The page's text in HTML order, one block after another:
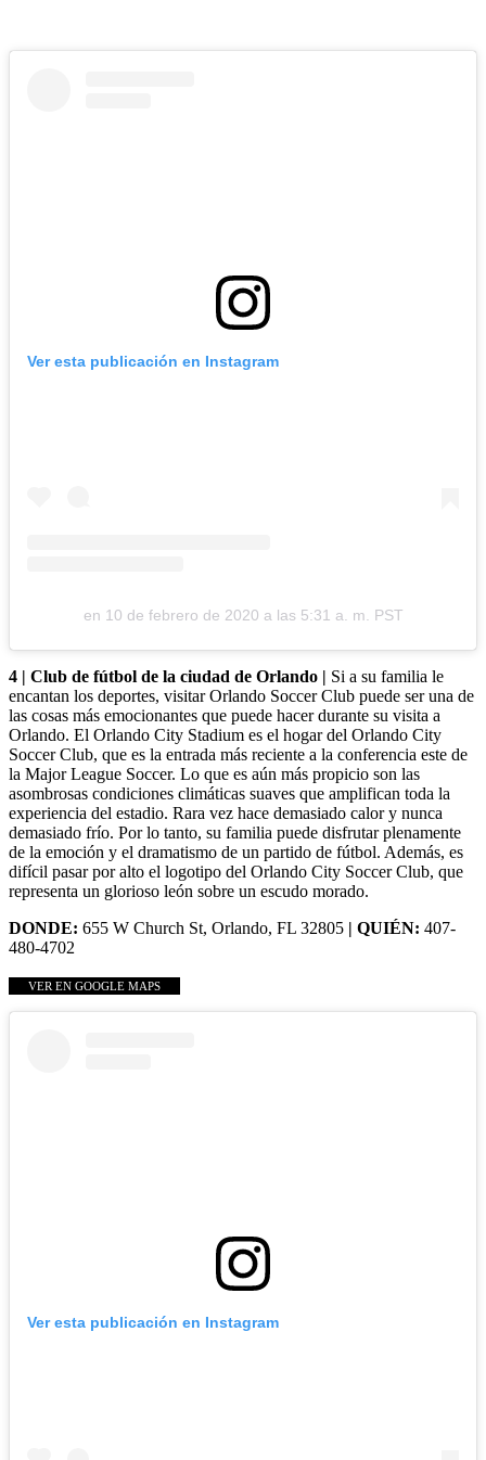
Ver esta publicación en Instagram
en 10 de febrero de 2020 a las 5:31 a. m. PST
4 | Club de fútbol de la ciudad de Orlando | Si a su familia le
encantan los deportes, visitar Orlando Soccer Club puede ser una de
las cosas más emocionantes que puede hacer durante su visita a
Orlando. El Orlando City Stadium es el hogar del Orlando City
Soccer Club, que es la entrada más reciente a la conferencia este de
la Major League Soccer. Lo que es aún más propicio son las
asombrosas condiciones climáticas suaves que amplifican toda la
experiencia del estadio. Rara vez hace demasiado calor y nunca
demasiado frío. Por lo tanto, su familia puede disfrutar plenamente
de la emoción y el dramatismo de un partido de fútbol. Además, es
difícil pasar por alto el logotipo del Orlando City Soccer Club, que
representa un glorioso león sobre un escudo morado.
DONDE: 655 W Church St, Orlando, FL 32805 | QUIÉN: 407-
480-4702
VER EN GOOGLE MAPS
Ver esta publicación en Instagram